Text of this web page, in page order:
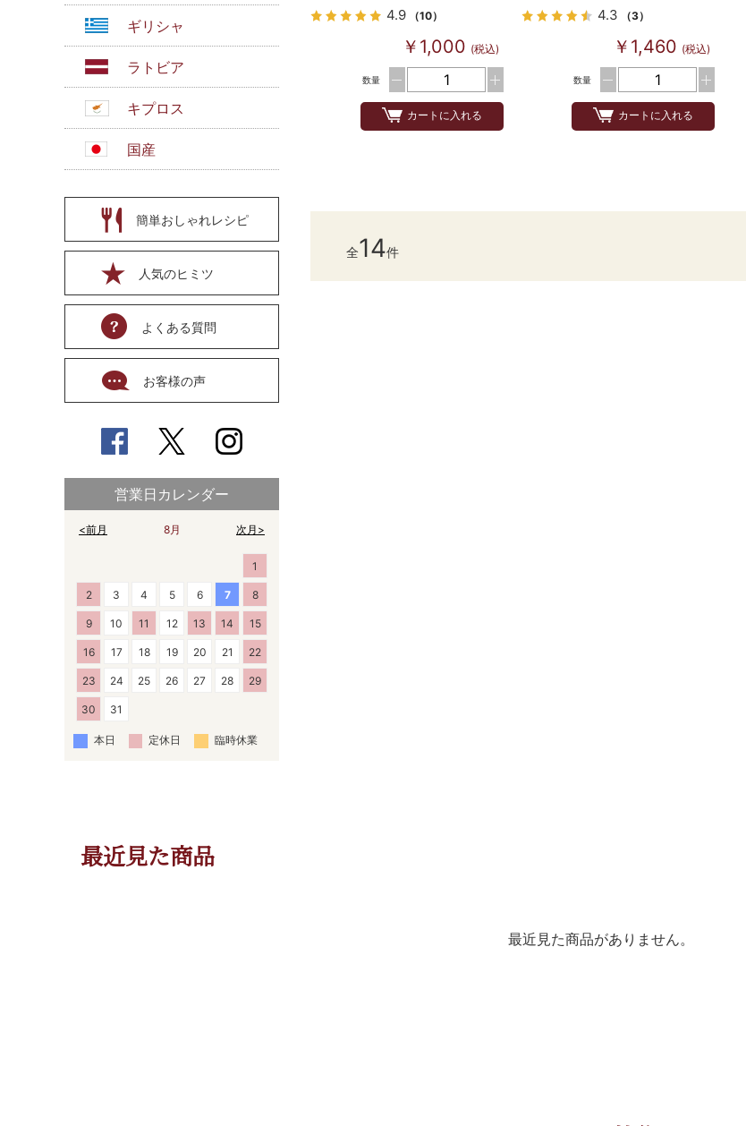
ギリシャ
ラトビア
キプロス
国産
簡単おしゃれレシピ
人気のヒミツ
よくある質問
お客様の声
営業日カレンダー
8月
<前月 次月>
1
2 3 4 5 6 7 8
9 10 11 12 13 14 15
16 17 18 19 20 21 22
23 24 25 26 27 28 29
30 31
本日 定休日 臨時休業
ト 400g
4.9 （10）
￥1,000 (税込)
数量
カートに入れる
4.3 （3）
￥1,460 (税込)
数量
カートに入れる
全14件
最近見た商品
最近見た商品がありません。